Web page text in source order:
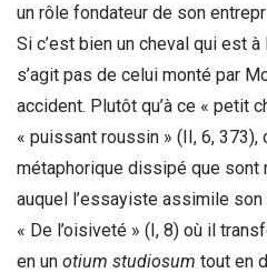
un rôle fondateur de son
Si c’est bien un cheval qui est à
s’agit pas de celui monté par
accident. Plutôt qu’à ce « petit
« puissant roussin » (II, 6, 373),
métaphorique dissipé que sont
auquel l’essayiste assimile
« De l’oisiveté » (I, 8) où il
en un otium studiosum tout en